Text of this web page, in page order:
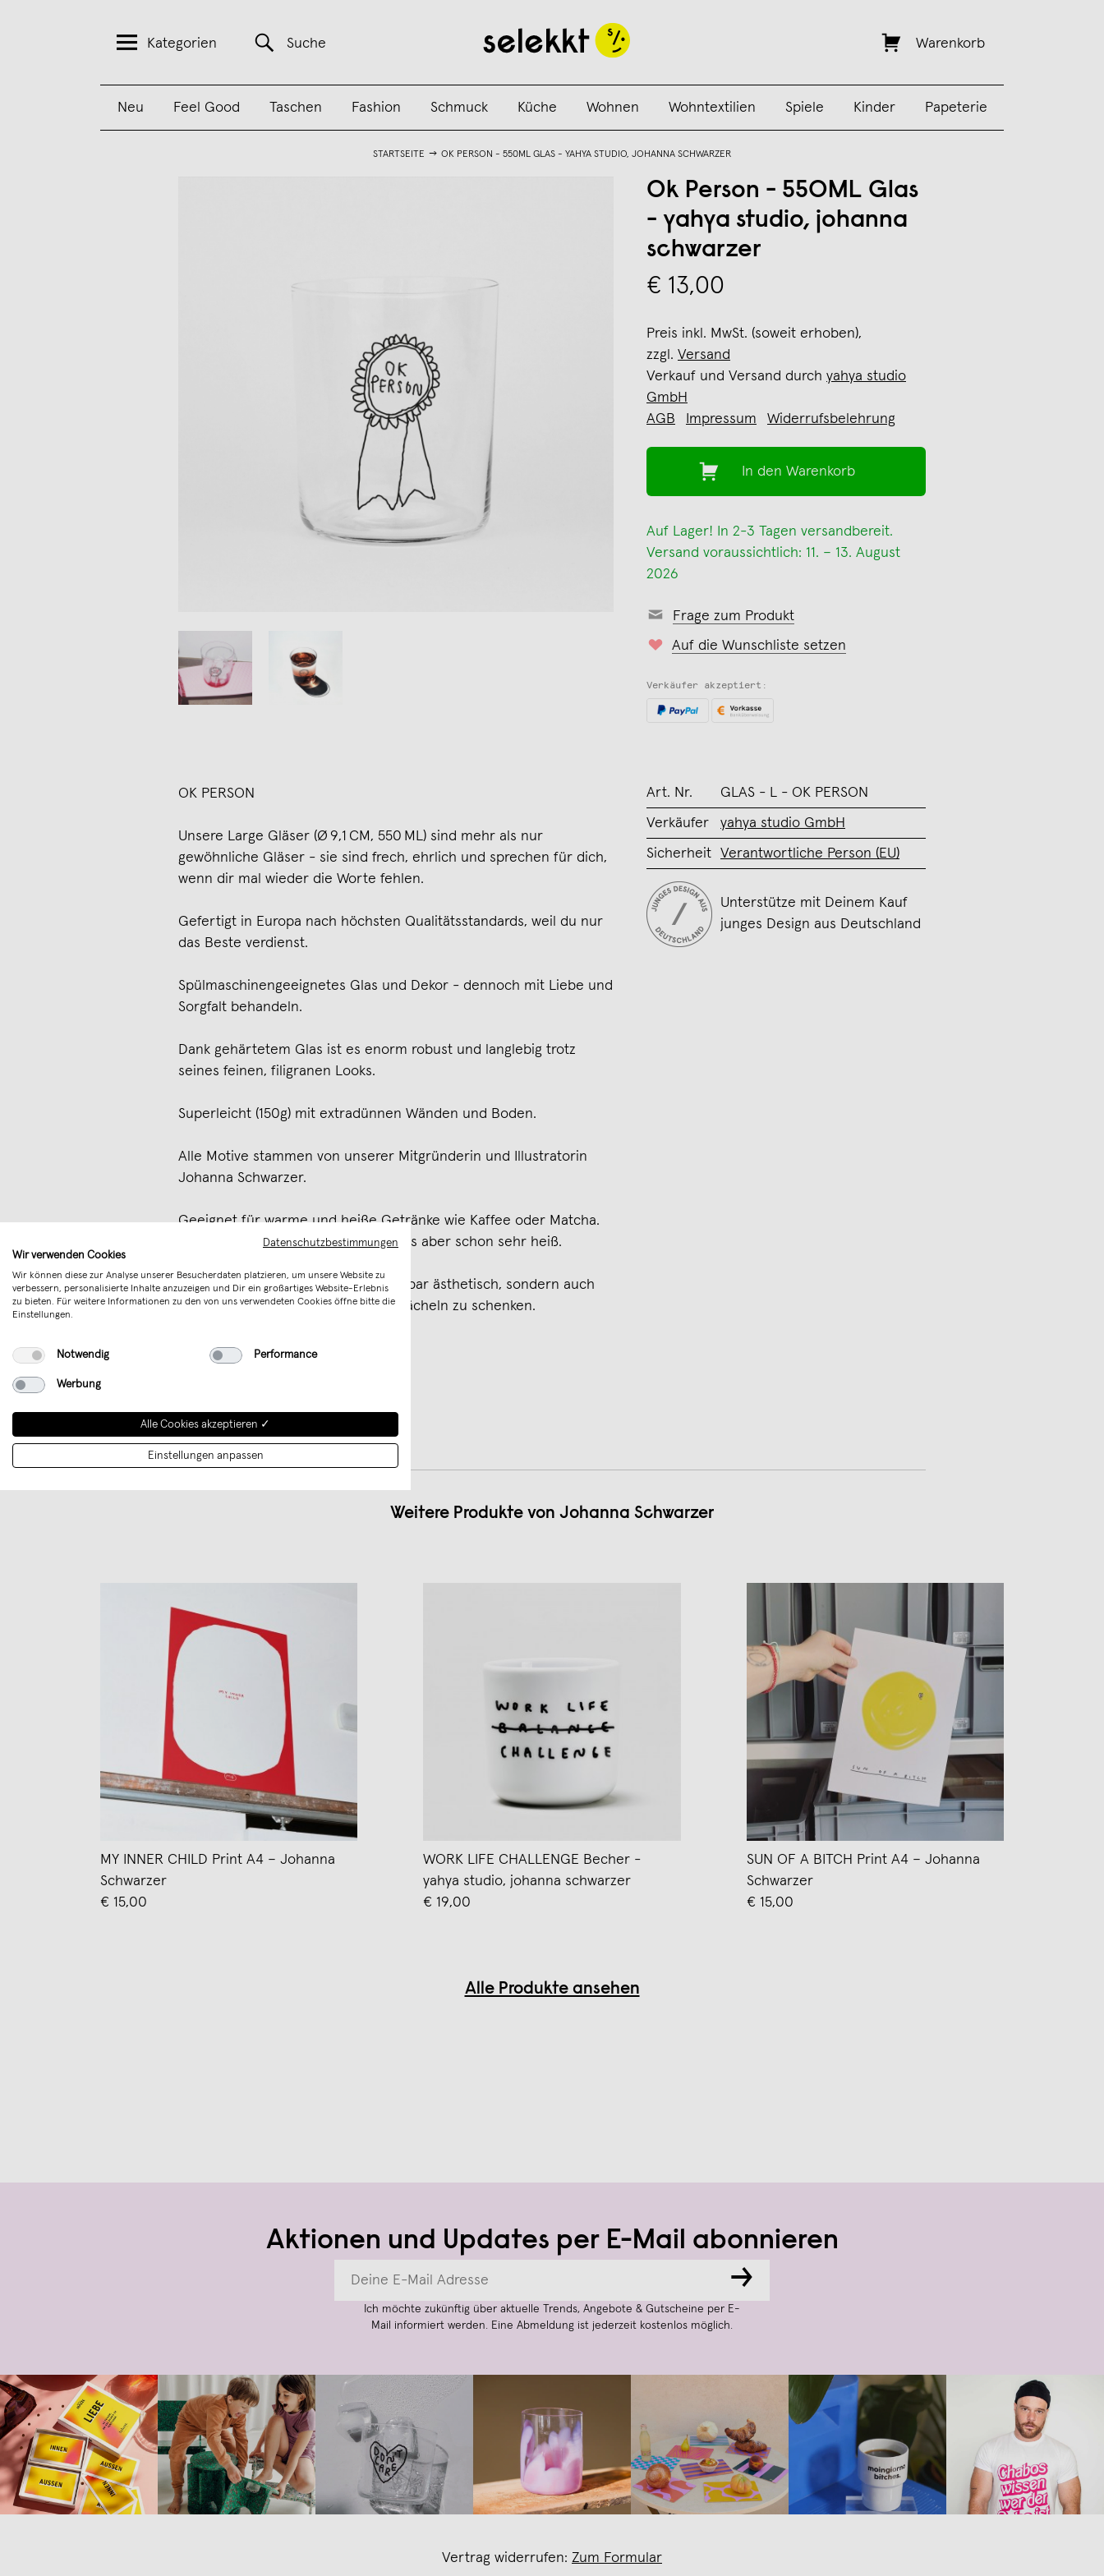
Kategorien Suche Warenkorb
Neu Feel Good Taschen Fashion Schmuck Küche Wohnen Wohntextilien Spiele Kinder Papeterie
STARTSEITE OK PERSON - 550ML GLAS - YAHYA STUDIO, JOHANNA SCHWARZER
Ok Person - 550ML Glas
- yahya studio, johanna
schwarzer
€ 13,00
Preis inkl. MwSt. (soweit erhoben),
zzgl. Versand
Verkauf und Versand durch yahya studio
GmbH
AGB
Impressum Widerrufsbelehrung
In den Warenkorb
Auf Lager! In 2-3 Tagen versandbereit.
Versand voraussichtlich: 11. – 13. August
2026
Frage zum Produkt
Auf die Wunschliste setzen
Verkäufer akzeptiert:
OK PERSON
Unsere Large Gläser (Ø 9,1 CM, 550 ML) sind mehr als nur
gewöhnliche Gläser - sie sind frech, ehrlich und sprechen für dich,
wenn dir mal wieder die Worte fehlen.
Gefertigt in Europa nach höchsten Qualitätsstandards, weil du nur
das Beste verdienst.
Spülmaschinengeeignetes Glas und Dekor - dennoch mit Liebe und
Sorgfalt behandeln.
Dank gehärtetem Glas ist es enorm robust und langlebig trotz
seines feinen, filigranen Looks.
Superleicht (150g) mit extradünnen Wänden und Boden.
Alle Motive stammen von unserer Mitgründerin und Illustratorin
Johanna Schwarzer.
Geeignet für warme und heiße Getränke wie Kaffee oder Matcha.
Bei kochendem Wasser wird das Glas aber schon sehr heiß.
Unsere Gläser sind nicht nur unfassbar ästhetisch, sondern auch
von uns kreiert, um dir täglich ein Lächeln zu schenken.
Art. Nr. GLAS - L - OK PERSON
Verkäufer yahya studio GmbH
Sicherheit Verantwortliche Person (EU)
Unterstütze mit Deinem Kauf
junges Design aus Deutschland
Weitere Produkte von Johanna Schwarzer
MY INNER CHILD Print A4 – Johanna
Schwarzer
€ 15,00
WORK LIFE CHALLENGE Becher -
yahya studio, johanna schwarzer
€ 19,00
SUN OF A BITCH Print A4 – Johanna
Schwarzer
€ 15,00
Alle Produkte ansehen
Aktionen und Updates per E-Mail abonnieren
→
Ich möchte zukünftig über aktuelle Trends, Angebote & Gutscheine per E-
Mail informiert werden. Eine Abmeldung ist jederzeit kostenlos möglich.
Vertrag widerrufen: Zum Formular
Datenschutzbestimmungen
Wir verwenden Cookies
Wir können diese zur Analyse unserer Besucherdaten platzieren, um unsere Website zu
verbessern, personalisierte Inhalte anzuzeigen und Dir ein großartiges Website-Erlebnis
zu bieten. Für weitere Informationen zu den von uns verwendeten Cookies öffne bitte die
Einstellungen.
Notwendig Performance
Werbung
Alle Cookies akzeptieren ✓
Einstellungen anpassen